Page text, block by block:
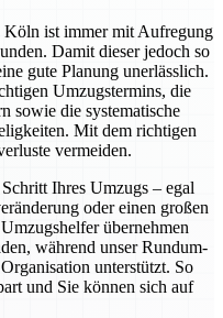
ist immer mit Aufregung
Damit dieser jedoch so
gute Planung unerlässlich.
Umzugstermins, die
sowie die systematische
Mit dem richtigen
vermeiden.
Ihres Umzugs – egal
oder einen großen
übernehmen
während unser Rundum-
unterstützt. So
und Sie können sich auf